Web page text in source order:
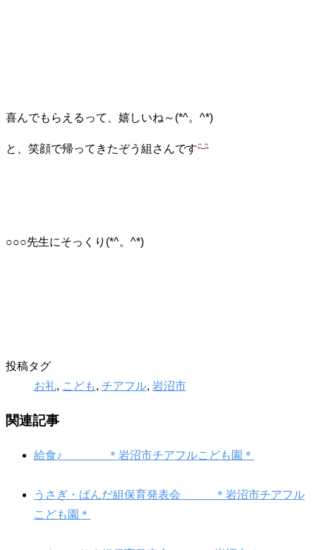
喜んでもらえるって、嬉しいね～(*^。^*)
と、笑顔で帰ってきたぞう組さんです
○○○先生にそっくり(*^。^*)
投稿タグ
お礼, こども, チアフル, 岩沼市
関連記事
給食♪ ＊岩沼市チアフルこども園＊
うさぎ・ぱんだ組保育発表会 ＊岩沼市チアフル
こども園＊